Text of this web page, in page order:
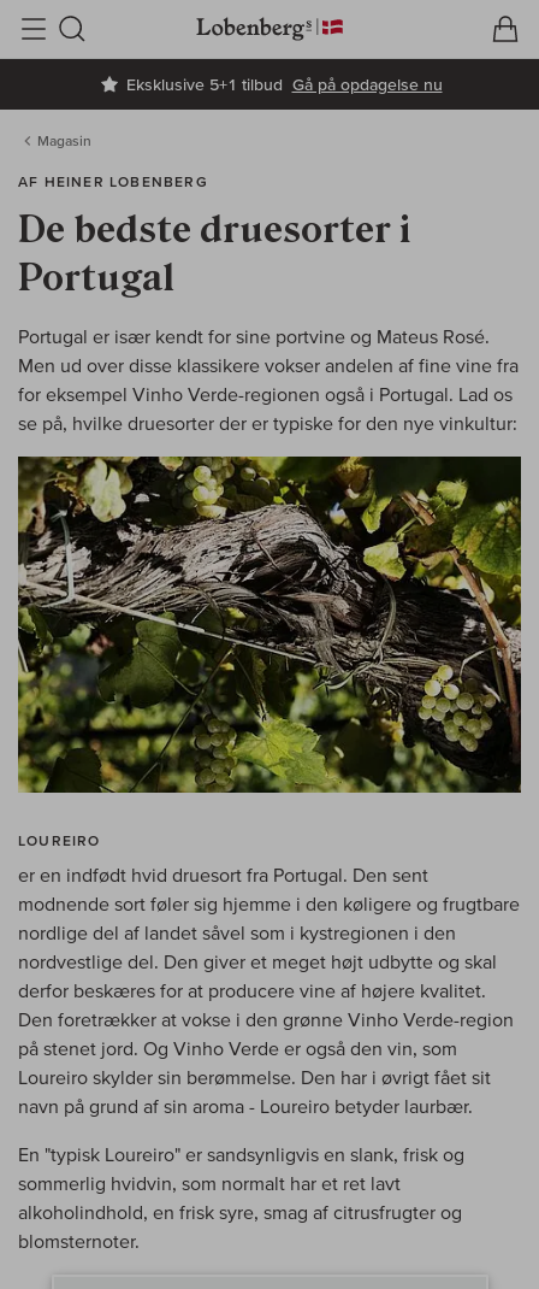
Eksklusive 5+1 tilbud Gå på opdagelse nu
Søg
Magasin
AF HEINER LOBENBERG
De bedste druesorter i
Portugal
Portugal er især kendt for sine portvine og Mateus Rosé.
Men ud over disse klassikere vokser andelen af fine vine fra
for eksempel Vinho Verde-regionen også i Portugal. Lad os
se på, hvilke druesorter der er typiske for den nye vinkultur:
LOUREIRO
er en indfødt hvid druesort fra Portugal. Den sent
modnende sort føler sig hjemme i den køligere og frugtbare
nordlige del af landet såvel som i kystregionen i den
nordvestlige del. Den giver et meget højt udbytte og skal
derfor beskæres for at producere vine af højere kvalitet.
Den foretrækker at vokse i den grønne Vinho Verde-region
på stenet jord. Og Vinho Verde er også den vin, som
Loureiro skylder sin berømmelse. Den har i øvrigt fået sit
navn på grund af sin aroma - Loureiro betyder laurbær.
En "typisk Loureiro" er sandsynligvis en slank, frisk og
sommerlig hvidvin, som normalt har et ret lavt
alkoholindhold, en frisk syre, smag af citrusfrugter og
blomsternoter.